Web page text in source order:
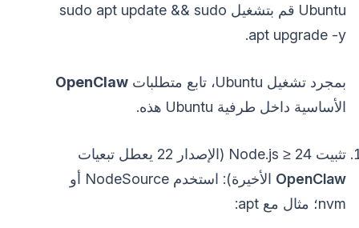
Ubuntu قم بتشغيل sudo apt update && sudo
apt upgrade -y.
بمجرد تشغيل Ubuntu، تابع متطلبات
OpenClaw
الأساسية داخل طرفية Ubuntu هذه.
تثبيت Node.js ≥ 24 (الإصدار 22 يعطل تبعيات
OpenClaw
الأخيرة): استخدم NodeSource أو
nvm؛ مثال مع apt: